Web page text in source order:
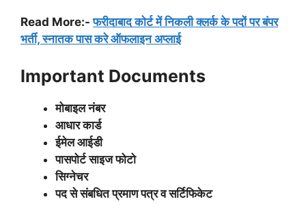
Read More:-फरीदाबाद कोर्ट में निकली क्लर्क के पदों पर बंपर
भर्ती, स्नातक पास करे ऑफलाइन अप्लाई
Important Documents
मोबाइल नंबर
आधार कार्ड
ईमेल आईडी
पासपोर्ट साइज फोटो
सिग्नेचर
पद से संबधित प्रमाण पत्र व सर्टिफिकेट